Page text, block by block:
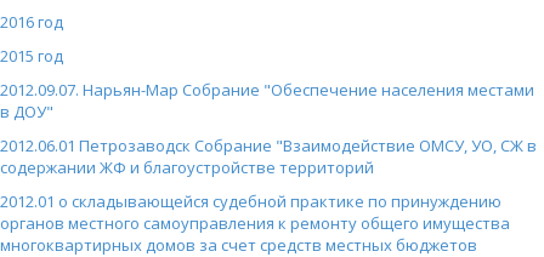
2016 год
2015 год
2012.09.07. Нарьян-Мар Собрание "Обеспечение населения местами
в ДОУ"
2012.06.01 Петрозаводск Собрание "Взаимодействие ОМСУ, УО, СЖ в
содержании ЖФ и благоустройстве территорий
2012.01 о складывающейся судебной практике по принуждению
органов местного самоуправления к ремонту общего имущества
многоквартирных домов за счет средств местных бюджетов